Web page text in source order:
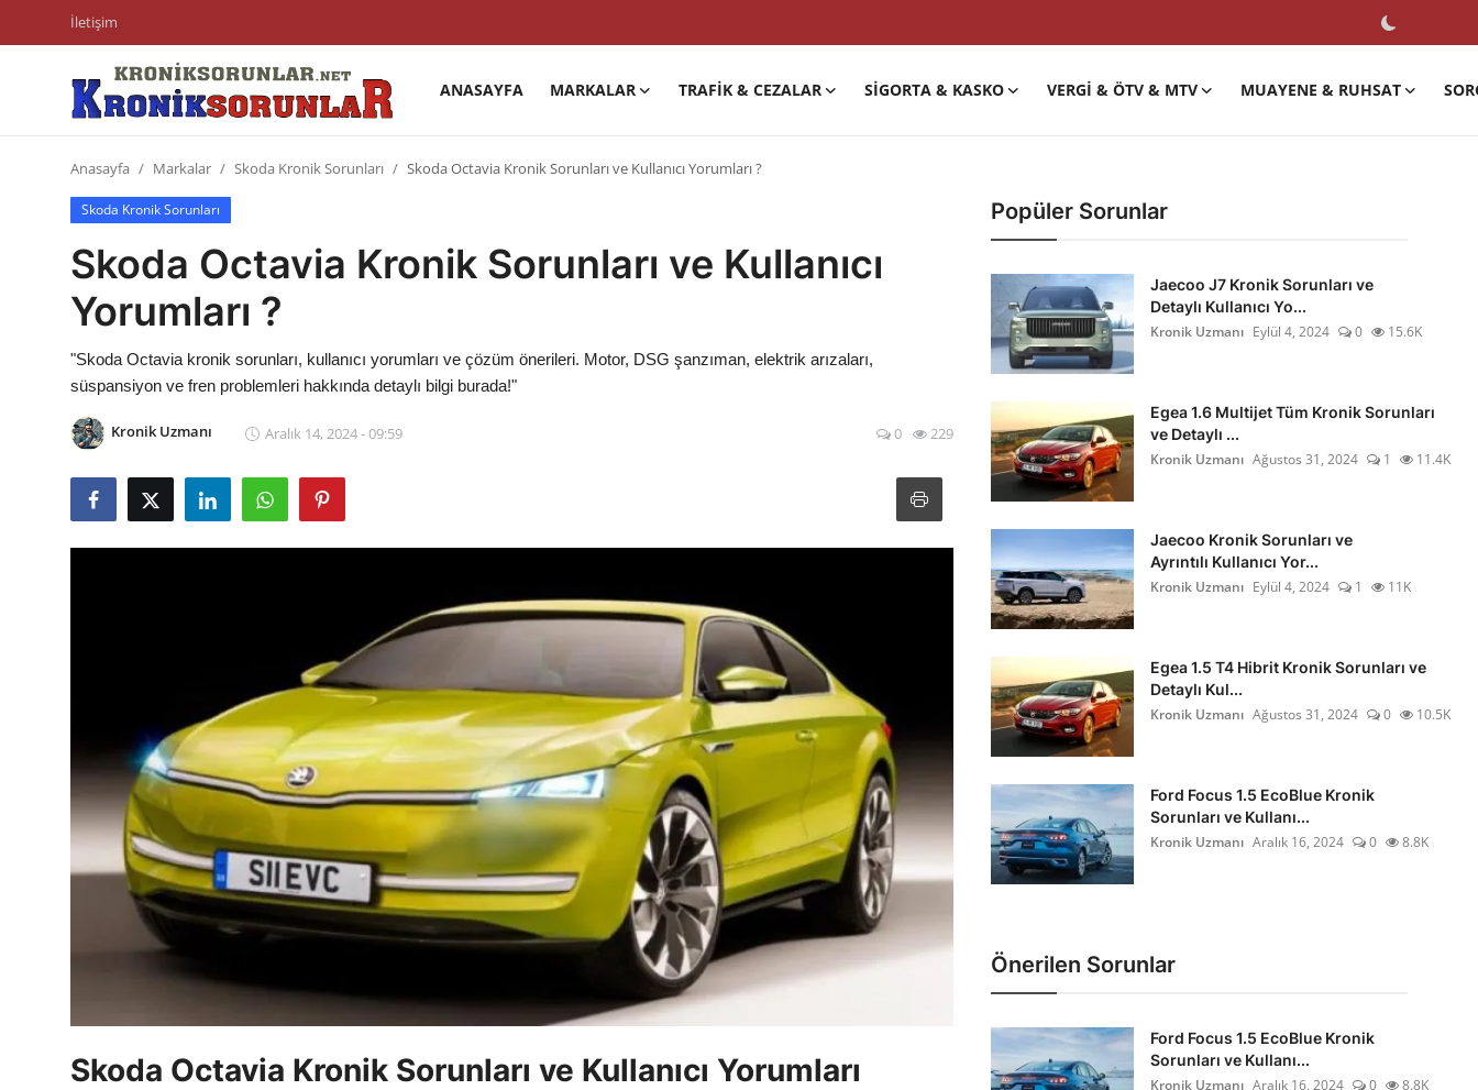
İletişim
ANASAYFA MARKALAR TRAFIK & CEZALAR SIGORTA & KASKO VERGI & ÖTV & MTV MUAYENE & RUHSAT
Trafik & Cezalar
Sigorta & Kasko
Vergi & ÖTV & MTV
Muayene & Ruhsat
Sorgulamalar
İkinci El & Alım-Satım
Lastik & Jant
Yağlar & Sıvılar
LPG & Yakıt
Şanzıman & Aktarma
Anasayfa Markalar Skoda Kronik Sorunları Skoda Octavia Kronik Sorunları ve Kullanıcı Yorumları ?
Skoda Kronik Sorunları
Skoda Octavia Kronik Sorunları ve Kullanıcı
Yorumları ?
"Skoda Octavia kronik sorunları, kullanıcı yorumları ve çözüm önerileri. Motor, DSG şanzıman, elektrik arızaları,
süspansiyon ve fren problemleri hakkında detaylı bilgi burada!"
Kronik Uzmanı Aralık 14, 2024 - 09:59 0 229
Skoda Octavia Kronik Sorunları ve Kullanıcı Yorumları
Popüler Sorunlar
Jaecoo J7 Kronik Sorunları ve
Detaylı Kullanıcı Yo...
Kronik Uzmanı Eylül 4, 2024 0 15.6K
Egea 1.6 Multijet Tüm Kronik Sorunları
ve Detaylı ...
Kronik Uzmanı Ağustos 31, 2024 1 11.4K
Jaecoo Kronik Sorunları ve
Ayrıntılı Kullanıcı Yor...
Kronik Uzmanı Eylül 4, 2024 1 11K
Egea 1.5 T4 Hibrit Kronik Sorunları ve
Detaylı Kul...
Kronik Uzmanı Ağustos 31, 2024 0 10.5K
Ford Focus 1.5 EcoBlue Kronik
Sorunları ve Kullanı...
Kronik Uzmanı Aralık 16, 2024 0 8.8K
Önerilen Sorunlar
Ford Focus 1.5 EcoBlue Kronik
Sorunları ve Kullanı...
Kronik Uzmanı Aralık 16, 2024 0 8.8K